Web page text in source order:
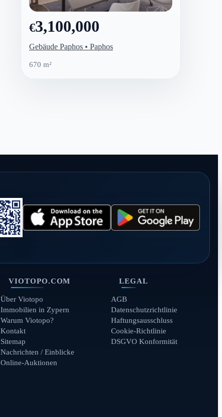
€3,100,000
Gebäude Paphos • Paphos
670 m²
VIOTOPO.COM
Über Viotopo
Immobilien in Zypern
Warum Viotopo?
Kontakt
Sitemap
Nachrichten / Einblicke
Online-Auktionen
LEGAL
AGB
Datenschutzrichtlinie
Haftungsausschluss
Cookie-Richtlinie
DSGVO Konformität